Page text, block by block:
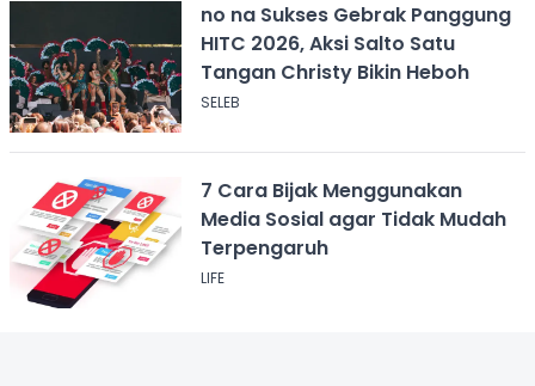
no na Sukses Gebrak Panggung
HITC 2026, Aksi Salto Satu
Tangan Christy Bikin Heboh
SELEB
7 Cara Bijak Menggunakan
Media Sosial agar Tidak Mudah
Terpengaruh
LIFE